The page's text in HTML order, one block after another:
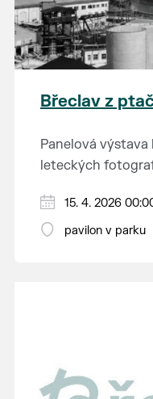
Břeclav z
Panelová
leteckých
15. 4. 2026
pavilon v parku